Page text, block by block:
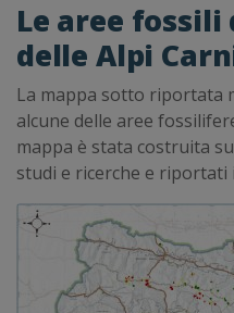
Le aree fossili
delle Alpi
La mappa sotto riportata
alcune delle aree
mappa è stata costruita
studi e ricerche e riportati